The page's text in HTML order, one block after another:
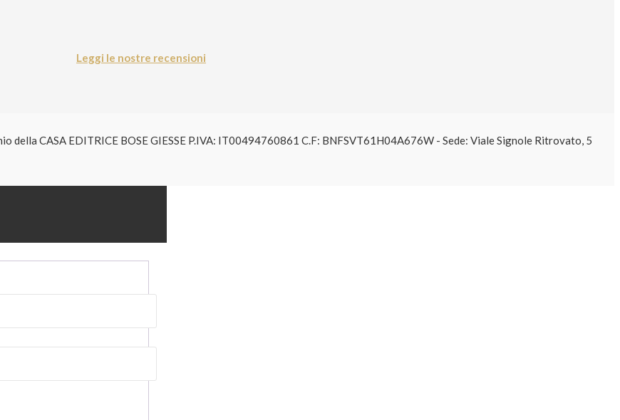
Leggi le nostre recensioni
CASA EDITRICE BOSE GIESSE P.IVA: IT00494760861 C.F: BNFSVT61H04A676W - Sede: Viale Signole Ritrovato, 5